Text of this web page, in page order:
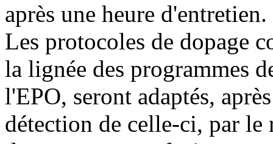
après une heure d'entretien.
Les protocoles de dopage
la lignée des programmes
l'EPO, seront adaptés,
détection de celle-ci, par le